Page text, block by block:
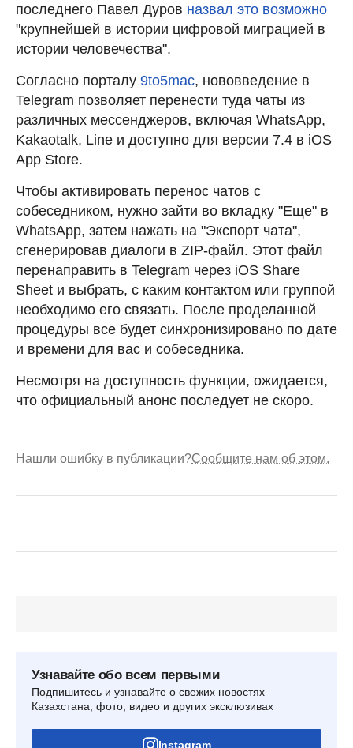
последнего Павел Дуров назвал это возможно
"крупнейшей в истории цифровой миграцией в
истории человечества".
Согласно порталу 9to5mac, нововведение в
Telegram позволяет перенести туда чаты из
различных мессенджеров, включая WhatsApp,
Kakaotalk, Line и доступно для версии 7.4 в iOS
App Store.
Чтобы активировать перенос чатов с
собеседником, нужно зайти во вкладку "Еще" в
WhatsApp, затем нажать на "Экспорт чата",
сгенерировав диалоги в ZIP-файл. Этот файл
перенаправить в Telegram через iOS Share
Sheet и выбрать, с каким контактом или группой
необходимо его связать. После проделанной
процедуры все будет синхронизировано по дате
и времени для вас и собеседника.
Несмотря на доступность функции, ожидается,
что официальный анонс последует не скоро.
Нашли ошибку в публикации?Сообщите нам об этом.
Узнавайте обо всем первыми
Подпишитесь и узнавайте о свежих новостях
Казахстана, фото, видео и других эксклюзивах
Instagram